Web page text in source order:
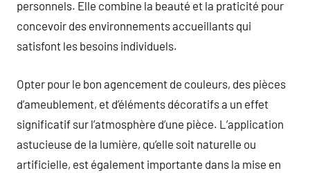
personnels. Elle combine la beauté et la praticité pour
concevoir des environnements accueillants qui
satisfont les besoins individuels.
Opter pour le bon agencement de couleurs, des pièces
d’ameublement, et d’éléments décoratifs a un effet
significatif sur l’atmosphère d’une pièce. L’application
astucieuse de la lumière, qu’elle soit naturelle ou
artificielle, est également importante dans la mise en